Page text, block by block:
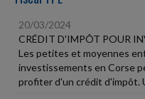
20/03/2024
CRÉDIT D'IMPÔT POUR
Les petites et moyennes
investissements en Corse
profiter d'un crédit d'impôt.